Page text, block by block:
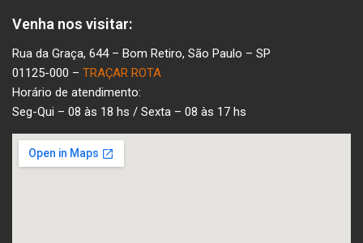
Venha nos visitar:
Rua da Graça, 644 – Bom Retiro, São Paulo – SP
01125-000 – TRAÇAR ROTA
Horário de atendimento:
Seg-Qui – 08 às 18 hs / Sexta – 08 às 17 hs